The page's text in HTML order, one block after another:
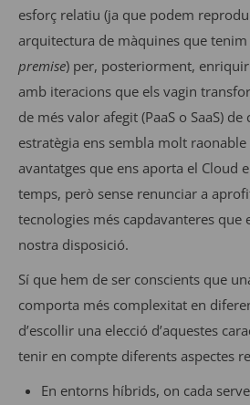
esforç relatiu (ja que podem
arquitectura de màquines que
premise) per, posteriorment,
amb iteracions que els vagin
de més valor afegit (PaaS o SaaS)
estratègia ens sembla molt
avantatges que ens aporta el Cloud
temps, però sense renunciar a
tecnologies més capdavanteres que
nostra disposició.
Sí que hem de ser conscients que
comporta més complexitat en
d’escollir una elecció d’aquestes
tenir en compte diferents aspectes
En entorns híbrids, on cada